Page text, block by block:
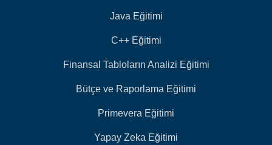
Java Eğitimi
C++ Eğitimi
Finansal Tabloların Analizi Eğitimi
Bütçe ve Raporlama Eğitimi
Primevera Eğitimi
Yapay Zeka Eğitimi